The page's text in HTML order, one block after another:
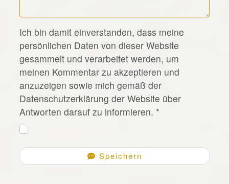
*
Ich bin damit einverstanden, dass meine
persönlichen Daten von dieser Website
gesammelt und verarbeitet werden, um
meinen Kommentar zu akzeptieren und
anzuzeigen sowie mich gemäß der
Datenschutzerklärung der Website über
Antworten darauf zu informieren. *
Speichern